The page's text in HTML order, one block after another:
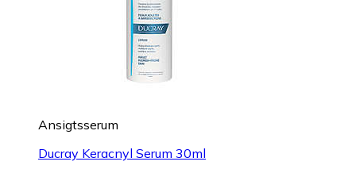
Ansigtsserum
Ducray Keracnyl Serum 30ml